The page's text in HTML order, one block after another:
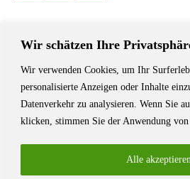
Wir schätzen Ihre
Wir verwenden Cookies, um Ihr
personalisierte Anzeigen oder Inhalte
Datenverkehr zu analysieren. Wenn Sie
klicken, stimmen Sie der Anwendung von
Alle akzeptieren
Das Schriftstellerhaus ist ein beliebter
Autoren aus Stuttgart und der Region
Lesungen, Tagungen und